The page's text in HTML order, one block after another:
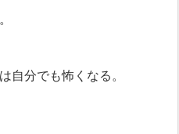
自分でも怖くなる。